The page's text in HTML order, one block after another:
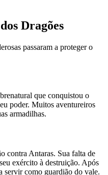
Dragões
passaram a proteger o
que conquistou o
poder. Muitos aventureiros
armadilhas.
contra Antaras. Sua falta de
exército à destruição. Após
servir como guardião do vale.